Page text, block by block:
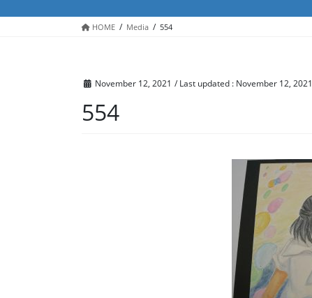
HOME Media 554
November 12, 2021 / Last updated : November 12, 2021
554